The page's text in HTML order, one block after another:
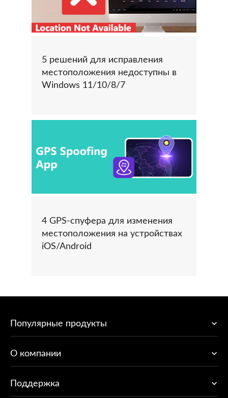
5 решений для исправления
местоположения недоступны в
Windows 11/10/8/7
4 GPS-спуфера для изменения
местоположения на устройствах
iOS/Android
Популярные продукты
O компании
Поддержка